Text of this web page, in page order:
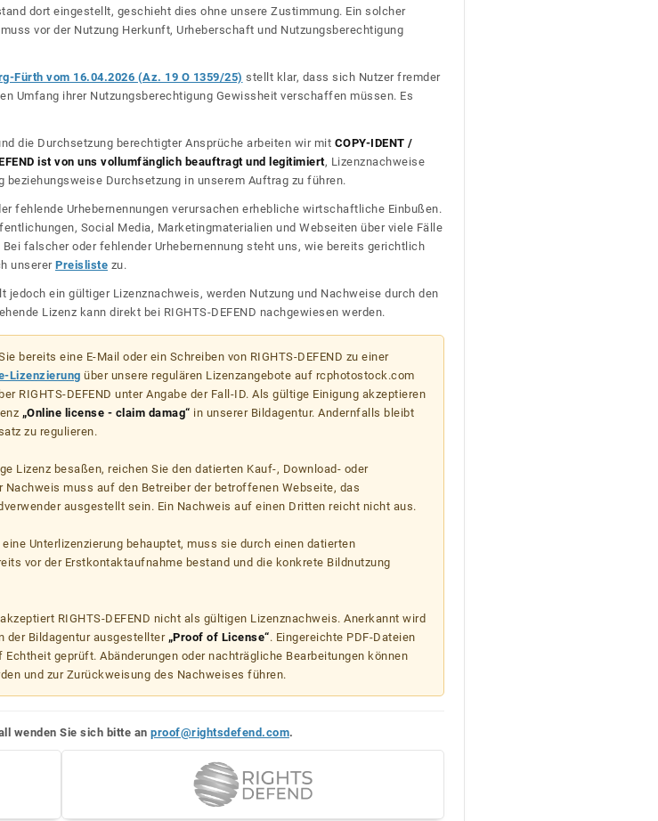
dort eingestellt, geschieht dies ohne unsere Zustimmung. Ein solcher
vor der Nutzung Herkunft, Urheberschaft und Nutzungsberechtigung
Fürth vom 16.04.2026 (Az. 19 O 1359/25) stellt klar, dass sich Nutzer fremder
Umfang ihrer Nutzungsberechtigung Gewissheit verschaffen müssen. Es
die Durchsetzung berechtigter Ansprüche arbeiten wir mit COPY-IDENT /
ist von uns vollumfänglich beauftragt und legitimiert, Lizenznachweise
Durchsetzung in unserem Auftrag zu führen.
fehlende Urhebernennungen verursachen erhebliche wirtschaftliche Einbußen.
Social Media, Marketingmaterialien und Webseiten über viele Fälle
falscher oder fehlender Urhebernennung steht uns, wie bereits gerichtlich
unserer Preisliste zu.
jedoch ein gültiger Lizenznachweis, werden Nutzung und Nachweise durch den
Lizenz kann direkt bei RIGHTS-DEFEND nachgewiesen werden.
bereits eine E-Mail oder ein Schreiben von RIGHTS-DEFEND zu einer
Lizenzierung über unsere regulären Lizenzangebote auf rcphotostock.com
RIGHTS-DEFEND unter Angabe der Fall-ID. Als gültige Einigung akzeptieren
„Online license - claim damag“ in unserer Bildagentur. Andernfalls bleibt
zu regulieren.
Lizenz besaßen, reichen Sie den datierten Kauf-, Download- oder
Nachweis muss auf den Betreiber der betroffenen Webseite, das
ausgestellt sein. Ein Nachweis auf einen Dritten reicht nicht aus.
Unterlizenzierung behauptet, muss sie durch einen datierten
vor der Erstkontaktaufnahme bestand und die konkrete Bildnutzung
RIGHTS-DEFEND nicht als gültigen Lizenznachweis. Anerkannt wird
der Bildagentur ausgestellter „Proof of License“. Eingereichte PDF-Dateien
geprüft. Abänderungen oder nachträgliche Bearbeitungen können
und zur Zurückweisung des Nachweises führen.
wenden Sie sich bitte an proof@rightsdefend.com.